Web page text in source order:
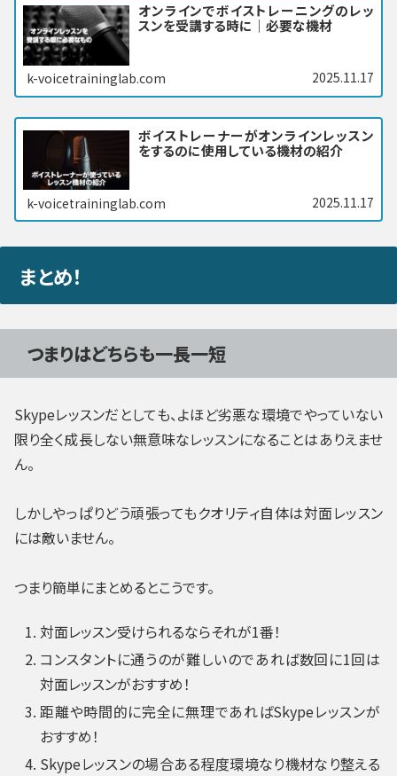
オンラインでボイストレーニングのレッ
スンを受講する時に｜必要な機材
k-voicetraininglab.com 2025.11.17
ボイストレーナーがオンラインレッスン
をするのに使用している機材の紹介
k-voicetraininglab.com 2025.11.17
まとめ！
つまりはどちらも一長一短
Skypeレッスンだとしても、よほど劣悪な環境でやっていない
限り全く成長しない無意味なレッスンになることはありえませ
ん。
しかしやっぱりどう頑張ってもクオリティ自体は対面レッスン
には敵いません。
つまり簡単にまとめるとこうです。
対面レッスン受けられるならそれが1番！
コンスタントに通うのが難しいのであれば数回に1回は
対面レッスンがおすすめ！
距離や時間的に完全に無理であればSkypeレッスンが
おすすめ！
Skypeレッスンの場合ある程度環境なり機材なり整える